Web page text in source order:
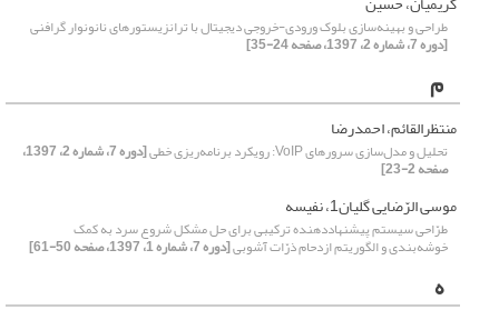
طراحی و بهینه‌سازی بلوک ورودی-خروجی دیجیتال با ترانزیستورهای نانونوار گرافنی
[دوره 7، شماره 2، 1397، صفحه 24-35]
م
منتظرالقائم، احمدرضا
تحلیل و مدل‌سازی سرورهای VoIP: رویکرد برنامه‌ریزی خطی [دوره 7، شماره 2، 1397،
صفحه 2-23]
موسی الرّضایی گلیان1، نفیسه
طرّاحی سیستم پیشنهاددهنده ترکیبی برای حل مشکل شروع سرد به کمک
خوشه‌بندی و الگوریتم‌ ازدحام ذرّات آشوبی[دوره 7، شماره 1، 1397، صفحه 50-61]
ه